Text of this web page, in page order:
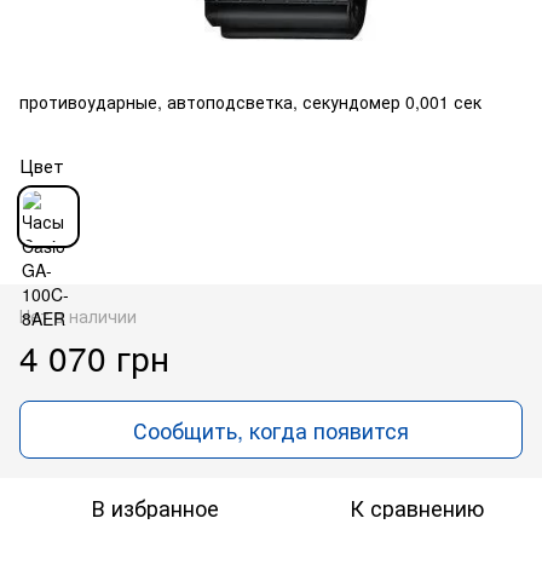
противоударные, автоподсветка, секундомер 0,001 сек
Цвет
Нет в наличии
4 070 грн
Сообщить, когда появится
В избранное К сравнению